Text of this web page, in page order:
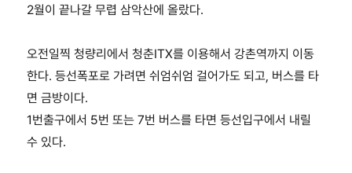
2월이 끝나갈 무렵 삼악산에 올랐다.
오전일찍 청량리에서 청춘ITX를 이용해서 강촌역까지 이동
한다. 등선폭포로 가려면 쉬엄쉬엄 걸어가도 되고, 버스를 타
면 금방이다.
1번출구에서 5번 또는 7번 버스를 타면 등선입구에서 내릴
수 있다.